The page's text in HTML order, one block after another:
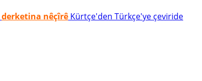
derketina nêçîrê Kürtçe'den Türkçe'ye çeviride